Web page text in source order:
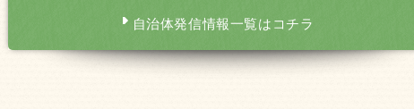
自治体発信情報一覧はコチラ